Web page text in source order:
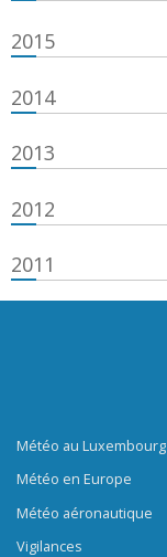
2015
2014
2013
2012
2011
Météo au Luxembourg
Météo en Europe
Météo aéronautique
Vigilances